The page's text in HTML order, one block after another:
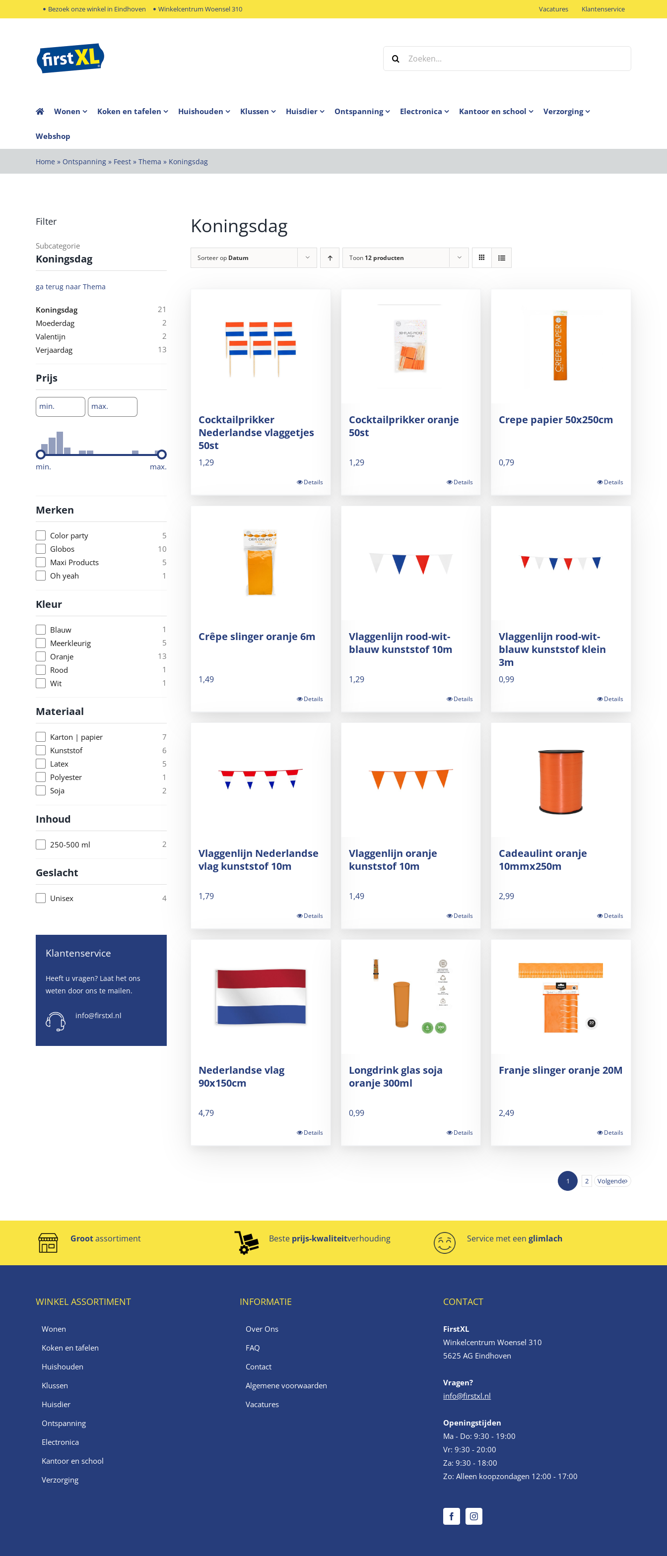
naar
Bezoek onze winkel in Eindhoven Winkelcentrum Woensel 310 Vacatures Klantenservice
Zoeken
naar:
Wonen Koken en tafelen Huishouden Klussen Huisdier Ontspanning Electronica Kantoor en school Verzorging
Webshop
Home » Ontspanning » Feest » Thema » Koningsdag
Koningsdag
Sorteer op Datum Toon 12 producten
Cocktailprikker
Nederlandse vlaggetjes
50st
1,29
Details
Cocktailprikker oranje
50st
1,29
Details
Crepe papier 50x250cm
0,79
Details
Crêpe slinger oranje 6m
1,49
Details
Vlaggenlijn rood-wit-
blauw kunststof 10m
1,29
Details
Vlaggenlijn rood-wit-
blauw kunststof klein
3m
0,99
Details
Vlaggenlijn Nederlandse
vlag kunststof 10m
1,79
Details
Vlaggenlijn oranje
kunststof 10m
1,49
Details
Cadeaulint oranje
10mmx250m
2,99
Details
Nederlandse vlag
90x150cm
4,79
Details
Longdrink glas soja
oranje 300ml
0,99
Details
Franje slinger oranje 20M
2,49
Details
1 2 Volgende
Filter
Subcategorie
Koningsdag
ga terug naar Thema
Koningsdag
21
Moederdag
2
Valentijn
2
Verjaardag
13
Prijs
min. max.
min. max.
Merken
Color party
5
Globos
10
Maxi Products
5
Oh yeah
1
Kleur
Blauw
1
Meerkleurig
5
Oranje
13
Rood
1
Wit
1
Materiaal
Karton | papier
7
Kunststof
6
Latex
5
Polyester
1
Soja
2
Inhoud
250-500 ml 2
Geslacht
Unisex 4
Klantenservice
Heeft u vragen? Laat het ons
weten door ons te mailen.
info@firstxl.nl
Grootassortiment Beste prijs-kwaliteitverhouding Service met eenglimlach
WINKEL ASSORTIMENT
Wonen
Koken en tafelen
Huishouden
Klussen
Huisdier
Ontspanning
Electronica
Kantoor en school
Verzorging
INFORMATIE
Over Ons
FAQ
Contact
Algemene voorwaarden
Vacatures
CONTACT
FirstXL
Winkelcentrum Woensel 310
5625 AG Eindhoven
Vragen?
info@firstxl.nl
Openingstijden
Ma - Do: 9:30 - 19:00
Vr: 9:30 - 20:00
Za: 9:30 - 18:00
Zo: Alleen koopzondagen 12:00 - 17:00